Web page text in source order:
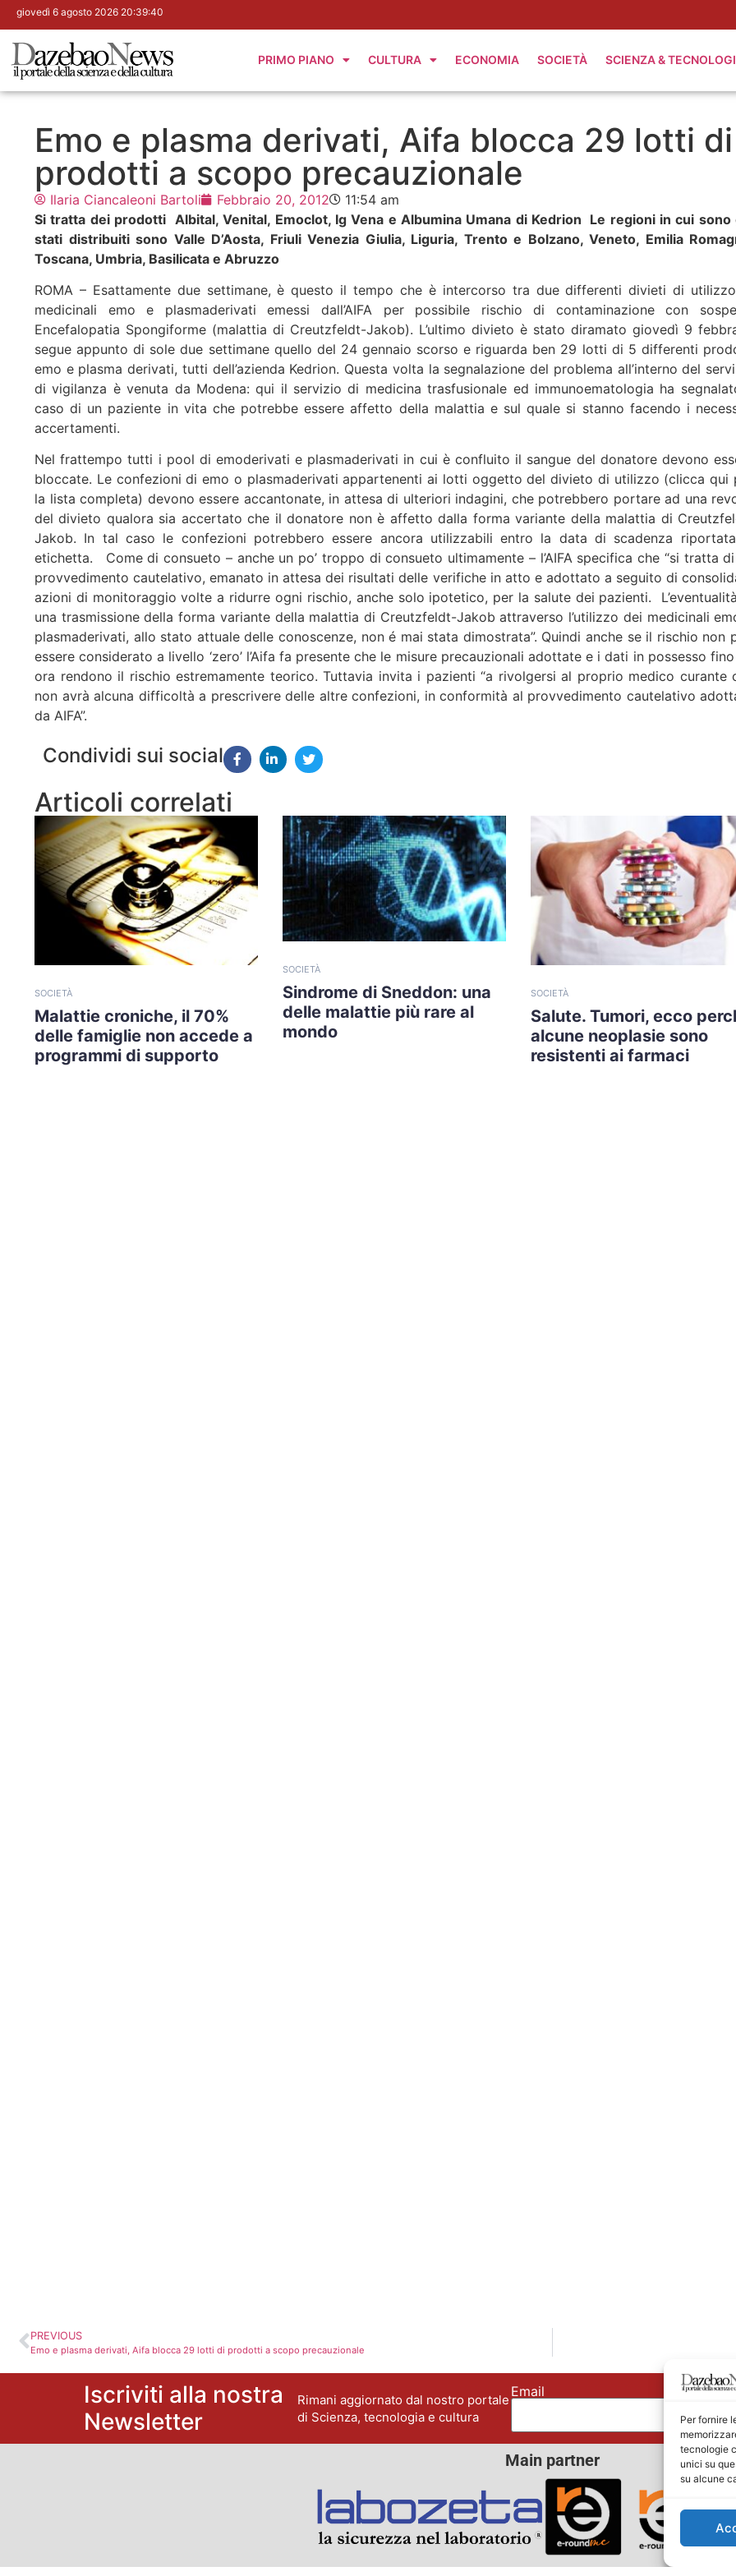
Per fornire
tecnologie
unici su
su alcune
giovedì 6 agosto 2026 20:39:41
PRIMO PIANO CULTURA ECONOMIA SOCIETÀ SCIENZA &
Emo e plasma derivati, Aifa blocca 29 lotti di
prodotti a scopo precauzionale
Ilaria Ciancaleoni Bartoli Febbraio 20, 2012
11:54 am
Si tratta dei prodotti Albital, Venital, Emoclot, Ig Vena e Albumina Umana di Kedrion Le regioni in cui sono
stati distribuiti sono Valle D’Aosta, Friuli Venezia Giulia, Liguria, Trento e Bolzano, Veneto, Emilia
Toscana, Umbria, Basilicata e Abruzzo
ROMA – Esattamente due settimane, è questo il tempo che è intercorso tra due differenti divieti di
medicinali emo e plasmaderivati emessi dall’AIFA per possibile rischio di contaminazione con
Encefalopatia Spongiforme (malattia di Creutzfeldt-Jakob). L’ultimo divieto è stato diramato giovedì 9
segue appunto di sole due settimane quello del 24 gennaio scorso e riguarda ben 29 lotti di 5 differenti
emo e plasma derivati, tutti dell’azienda Kedrion. Questa volta la segnalazione del problema all’interno del
di vigilanza è venuta da Modena: qui il servizio di medicina trasfusionale ed immunoematologia ha
caso di un paziente in vita che potrebbe essere affetto della malattia e sul quale si stanno facendo i
accertamenti.
Nel frattempo tutti i pool di emoderivati e plasmaderivati in cui è confluito il sangue del donatore devono
bloccate. Le confezioni di emo o plasmaderivati appartenenti ai lotti oggetto del divieto di utilizzo (clicca qui
la lista completa) devono essere accantonate, in attesa di ulteriori indagini, che potrebbero portare ad una
del divieto qualora sia accertato che il donatore non è affetto dalla forma variante della malattia di
Jakob. In tal caso le confezioni potrebbero essere ancora utilizzabili entro la data di scadenza
etichetta. Come di consueto – anche un po’ troppo di consueto ultimamente – l’AIFA specifica che “si tratta
provvedimento cautelativo, emanato in attesa dei risultati delle verifiche in atto e adottato a seguito di
azioni di monitoraggio volte a ridurre ogni rischio, anche solo ipotetico, per la salute dei pazienti.
una trasmissione della forma variante della malattia di Creutzfeldt-Jakob attraverso l’utilizzo dei medicinali
plasmaderivati, allo stato attuale delle conoscenze, non é mai stata dimostrata”. Quindi anche se il rischio non
essere considerato a livello ‘zero’ l’Aifa fa presente che le misure precauzionali adottate e i dati in possesso
ora rendono il rischio estremamente teorico. Tuttavia invita i pazienti “a rivolgersi al proprio medico curante
non avrà alcuna difficoltà a prescrivere delle altre confezioni, in conformità al provvedimento cautelativo
da AIFA”.
Condividi sui social
Articoli correlati
SOCIETÀ
Malattie croniche, il 70%
delle famiglie non accede a
programmi di supporto
SOCIETÀ
Sindrome di Sneddon: una
delle malattie più rare al
mondo
SOCIETÀ
Salute. Tumori, ecco
alcune neoplasie sono
resistenti ai farmaci
PREVIOUS
Emo e plasma derivati, Aifa blocca 29 lotti di prodotti a scopo precauzionale
Iscriviti alla nostra
Newsletter
Rimani aggiornato dal nostro portale
di Scienza, tecnologia e cultura
Email
Main partner